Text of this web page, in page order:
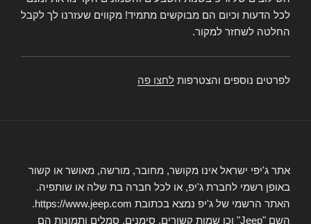
לכל הדעות וכיום הם מבוקשים מתמיד! מקווים שעזרנו לך לקבל
החלטה לשחזר למקור.
לפרטים נוספים והצטרפות לחצו פה
אתר ג'יפי ישראל אינו מקושר, מחובר, מורשה, מאושר או קשור
באופן רשמי לחברת ג'יפ, או לכל חברה בת שלה או שותפיה.
האתר הרשמי של ג'יפ נמצא בכתובת https://www.jeep.com.
השם "Jeep" וכן שמות קשורים, סימנים, סמלים ותמונות הם